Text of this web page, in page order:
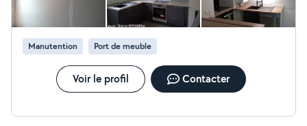
Manutention Port de meuble
Voir le profil Contacter